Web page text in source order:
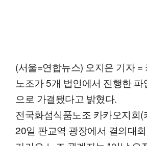
(서울=연합뉴스) 오지은 기자 =
노조가 5개 법인에서 진행한 파
으로 가결됐다고 밝혔다.
전국화섬식품노조 카카오지회
20일 판교역 광장에서 결의대